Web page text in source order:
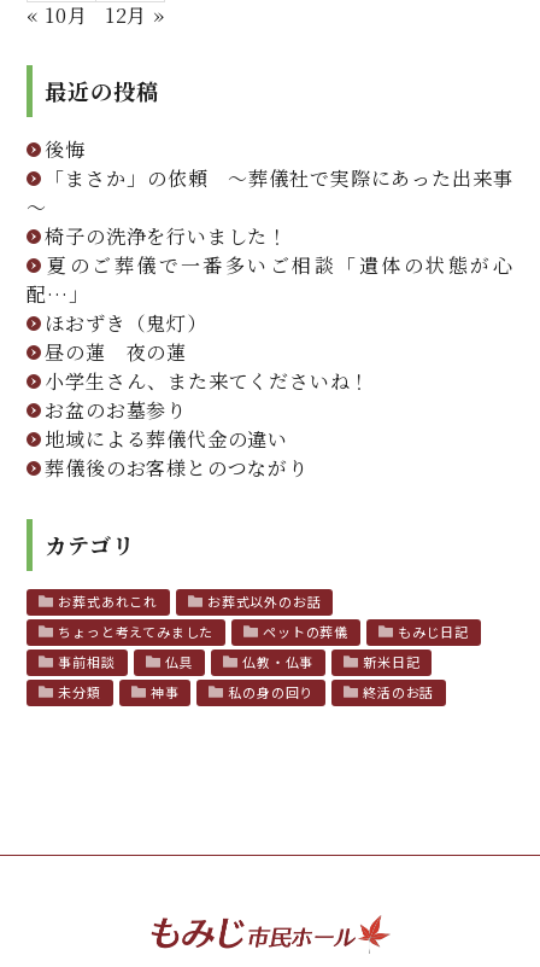
« 10月 12月 »
最近の投稿
後悔
「まさか」の依頼 ～葬儀社で実際にあった出来事
～
椅子の洗浄を行いました！
夏のご葬儀で一番多いご相談「遺体の状態が心
配…」
ほおずき（鬼灯）
昼の蓮 夜の蓮
小学生さん、また来てくださいね！
お盆のお墓参り
地域による葬儀代金の違い
葬儀後のお客様とのつながり
カテゴリ
お葬式あれこれ
お葬式以外のお話
ちょっと考えてみました
ペットの葬儀
もみじ日記
事前相談
仏具 仏教・仏事
新米日記
未分類
神事 私の身の回り 終活のお話